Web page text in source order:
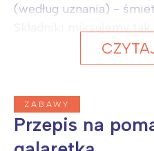
(według uznania) -
ZABAWY
Przepis na